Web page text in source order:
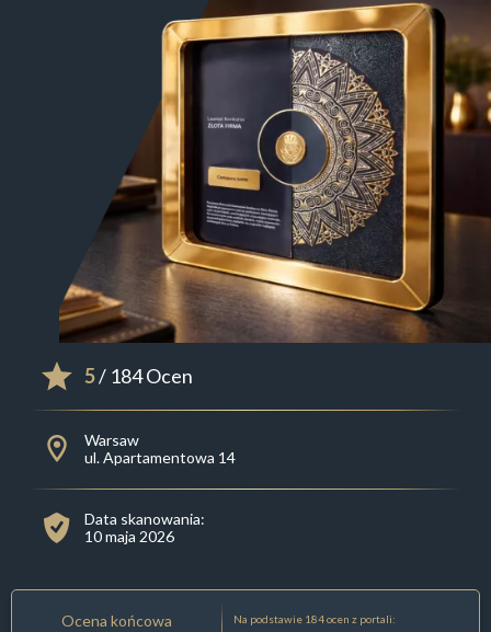
5/ 184 Ocen
Warsaw
ul. Apartamentowa 14
Data skanowania:
10 maja 2026
Ocena końcowa Na podstawie 184 ocen z portali: